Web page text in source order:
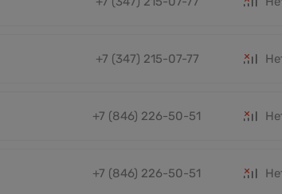
+7 (347) 215-07-77
+7 (846) 226-50-51
+7 (846) 226-50-51